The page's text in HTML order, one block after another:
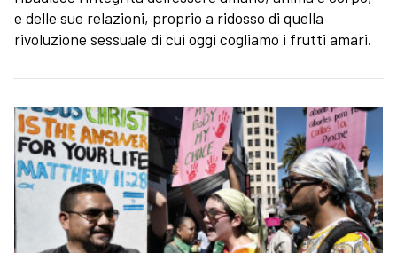
e delle sue relazioni, proprio a ridosso di quella
rivoluzione sessuale di cui oggi cogliamo i frutti amari.